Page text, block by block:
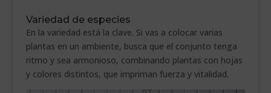
Variedad de especies
En la variedad está la clave. Si vas a colocar varias
plantas en un ambiente, busca que el conjunto tenga
ritmo y sea armonioso, combinando plantas con hojas
y colores distintos, que impriman fuerza y vitalidad.